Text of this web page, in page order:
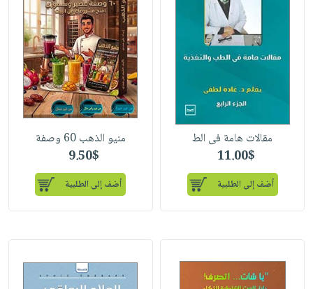
مناسبات
فيديوهات
أسئلة
يتكرر
خدمات
كتابك
تواصل
معنا
التسوق
الإصدارات
مقالات هامة فى الط
11.00$
أضف إلى الطلبية
منيو الذهب 60 وصفة
9.50$
أضف إلى الطلبية